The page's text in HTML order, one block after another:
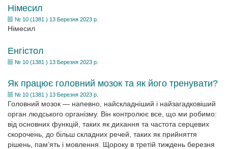
Німесил
№ 10 (1381 ) 13 Березня 2023 р.
Німесил
Енгістол
№ 10 (1381 ) 13 Березня 2023 р.
Як працює головний мозок та як його тренувати?
№ 10 (1381 ) 13 Березня 2023 р.
Головний мозок — напевно, найскладніший і найзагадковіший
орган людського організму. Він контролює все, що ми робимо:
від основних функцій, таких як дихання та частота серцевих
скорочень, до більш складних речей, таких як прийняття
рішень, пам’ять і мовлення. Щороку в третій тиждень березня